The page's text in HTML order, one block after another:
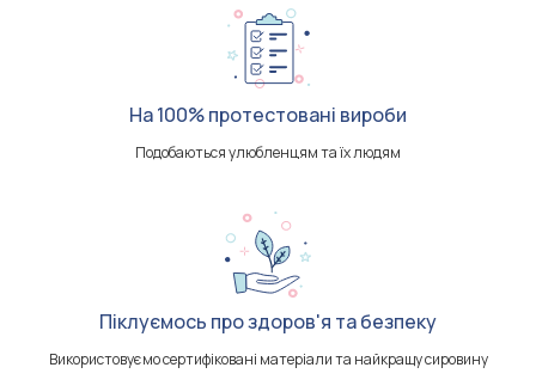
На 100% протестовані вироби
Подобаються улюбленцям та їх людям
Піклуємось про здоров'я та безпеку
Використовуємо сертифіковані матеріали та найкращу сировину